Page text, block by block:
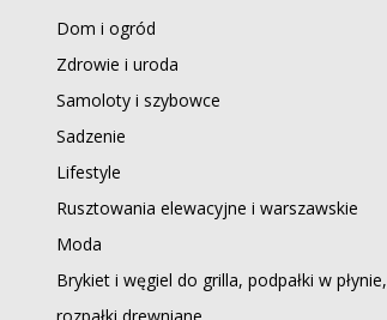
Dom i ogród
Zdrowie i uroda
Samoloty i szybowce
Sadzenie
Lifestyle
Rusztowania elewacyjne i warszawskie
Moda
Brykiet i węgiel do grilla, podpałki w płynie,